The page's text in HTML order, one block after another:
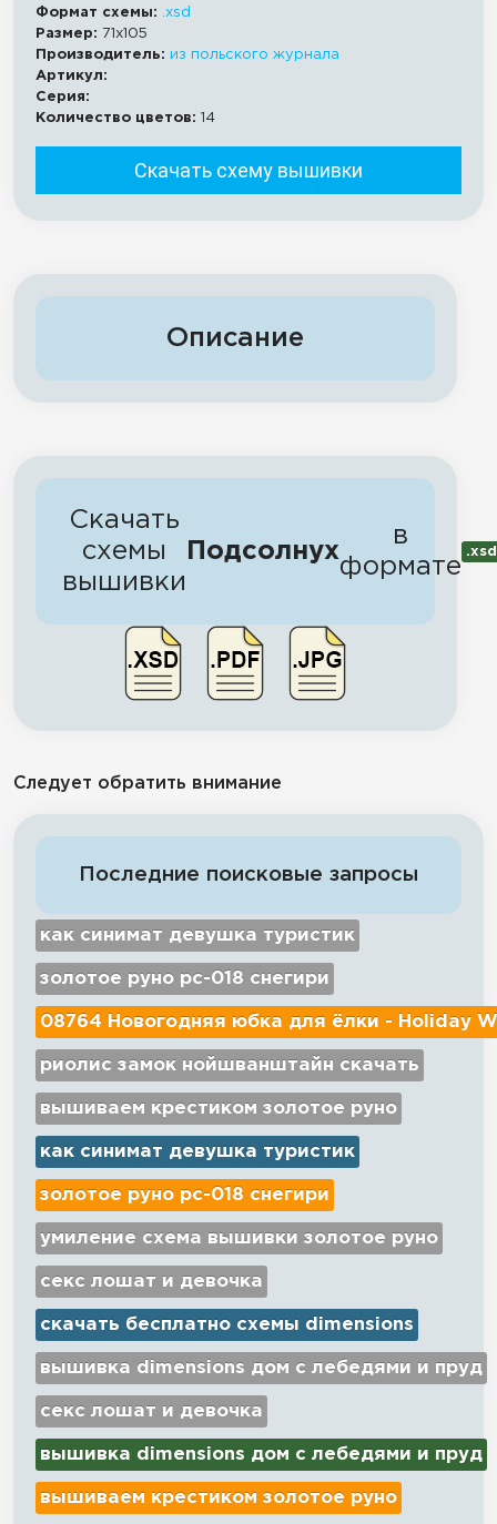
Формат схемы:
.xsd
Размер:
71x105
Производитель: из польского журнала
Артикул:
Серия:
Количество цветов: 14
Скачать схему вышивки
Описание
Скачать
схемы
вышивки
Подсолнух
в
формате
.xsd
Следует обратить внимание
Последние поисковые запросы
как синимат девушка туристик
золотое руно рс-018 снегири
08764 Новогодняя юбка для ёлки - Holiday
риолис замок нойшванштайн скачать
вышиваем крестиком золотое руно
как синимат девушка туристик
золотое руно рс-018 снегири
умиление схема вышивки золотое руно
секс лошат и девочка
скачать бесплатно схемы dimensions
вышивка dimensions дом с лебедями и пруд
секс лошат и девочка
вышивка dimensions дом с лебедями и пруд
вышиваем крестиком золотое руно